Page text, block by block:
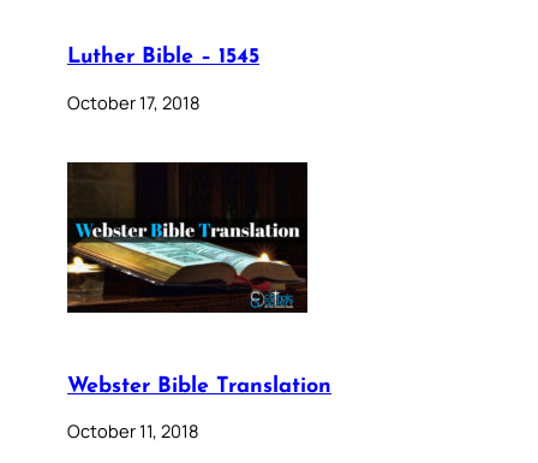
Luther Bible – 1545
October 17, 2018
Webster Bible Translation
October 11, 2018